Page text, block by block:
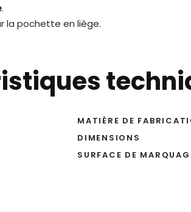
.
la pochette en liège.
MATIÈRE DE
DIMENSIONS
SURFACE DE